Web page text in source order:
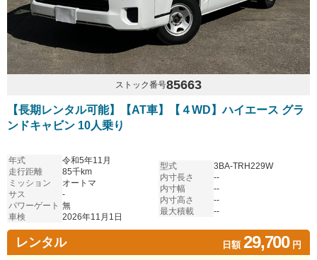
ストック番号85663
【長期レンタル可能】【AT車】【４WD】ハイエース グラ
ンドキャビン 10人乗り
年式
令和5年11月
走行距離
85千km
ミッション
オートマ
サス
-
パワーゲート 無
車検
2026年11月1日
型式
3BA-TRH229W
内寸長さ
--
内寸幅
--
内寸高さ
--
最大積載
--
レンタル 日額29,700円